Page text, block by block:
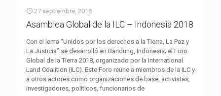
27 septiembre, 2018
Asamblea Global de la ILC – Indonesia 2018
Con el lema “Unidos por los derechos a la Tierra, La Paz y
La Justicia” se desarrolló en Bandung, Indonesia; el Foro
Global de la Tierra 2018, organizado por la International
Land Coalition (ILC). Este Foro reúne a miembros de la ILC y
a otros actores como organizaciones de base, activistas,
investigadores, políticos, funcionarios de